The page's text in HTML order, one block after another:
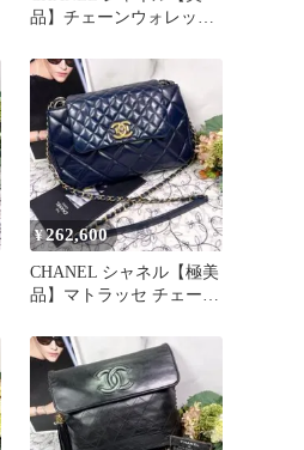
品】チェーンウォレット
黒
¥262,600
CHANEL シャネル【極美
品】マトラッセ チェーン
キン